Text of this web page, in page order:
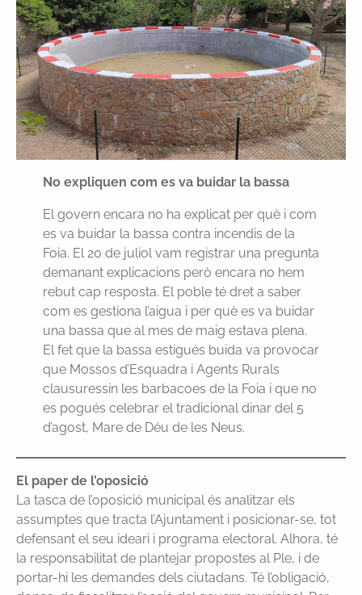
No expliquen com es va buidar la bassa
El govern encara no ha explicat per què i com
es va buidar la bassa contra incendis de la
Foia. El 20 de juliol vam registrar una pregunta
demanant explicacions però encara no hem
rebut cap resposta. El poble té dret a saber
com es gestiona l’aigua i per què es va buidar
una bassa que al mes de maig estava plena.
El fet que la bassa estigués buida va provocar
que Mossos d’Esquadra i Agents Rurals
clausuressin les barbacoes de la Foia i que no
es pogués celebrar el tradicional dinar del 5
d’agost, Mare de Déu de les Neus.
El paper de l’oposició
La tasca de l’oposició municipal és analitzar els
assumptes que tracta l’Ajuntament i posicionar-se, tot
defensant el seu ideari i programa electoral. Alhora, té
la responsabilitat de plantejar propostes al Ple, i de
portar-hi les demandes dels ciutadans. Té l’obligació,